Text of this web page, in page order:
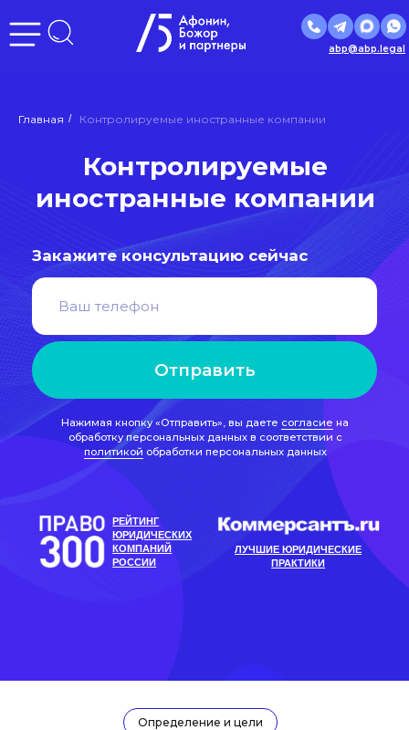
abp@abp.legal
Главная / Контролируемые иностранные компании
Контролируемые
Закажите консультацию сейчас
Отправить
Нажимая кнопку «Отправить», вы даете
обработку персональных данных в соответствии с
Определение и цели